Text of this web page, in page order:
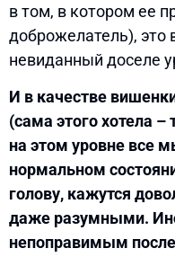
в том, в котором ее
доброжелатель), это
невиданный доселе
И в качестве
(сама этого хотела
на этом уровне все
нормальном
голову, кажутся
даже разумными.
непоправимым